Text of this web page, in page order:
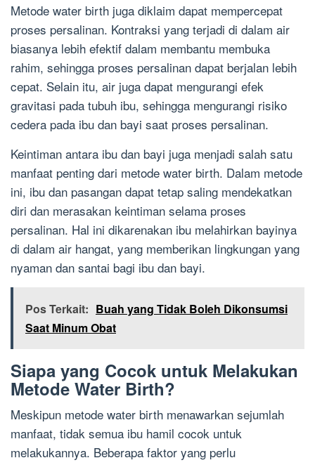
Metode water birth juga diklaim dapat mempercepat
proses persalinan. Kontraksi yang terjadi di dalam air
biasanya lebih efektif dalam membantu membuka
rahim, sehingga proses persalinan dapat berjalan lebih
cepat. Selain itu, air juga dapat mengurangi efek
gravitasi pada tubuh ibu, sehingga mengurangi risiko
cedera pada ibu dan bayi saat proses persalinan.
Keintiman antara ibu dan bayi juga menjadi salah satu
manfaat penting dari metode water birth. Dalam metode
ini, ibu dan pasangan dapat tetap saling mendekatkan
diri dan merasakan keintiman selama proses
persalinan. Hal ini dikarenakan ibu melahirkan bayinya
di dalam air hangat, yang memberikan lingkungan yang
nyaman dan santai bagi ibu dan bayi.
Pos Terkait: Buah yang Tidak Boleh Dikonsumsi
Saat Minum Obat
Siapa yang Cocok untuk Melakukan
Metode Water Birth?
Meskipun metode water birth menawarkan sejumlah
manfaat, tidak semua ibu hamil cocok untuk
melakukannya. Beberapa faktor yang perlu